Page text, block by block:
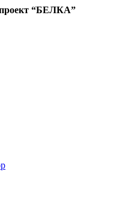
проект “БЕЛКА”